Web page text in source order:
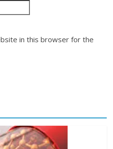
in this browser for the